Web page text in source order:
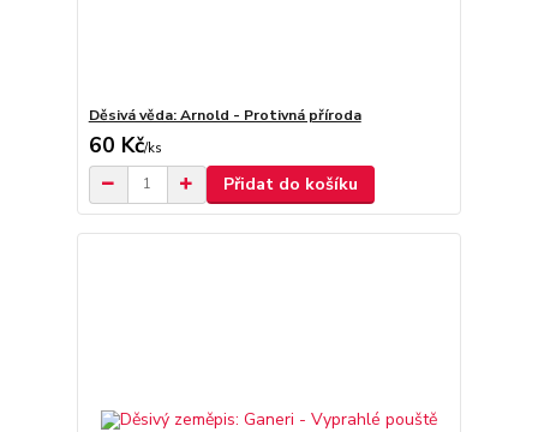
Děsivá věda: Arnold - Protivná příroda
60 Kč/ks
Přidat do košíku